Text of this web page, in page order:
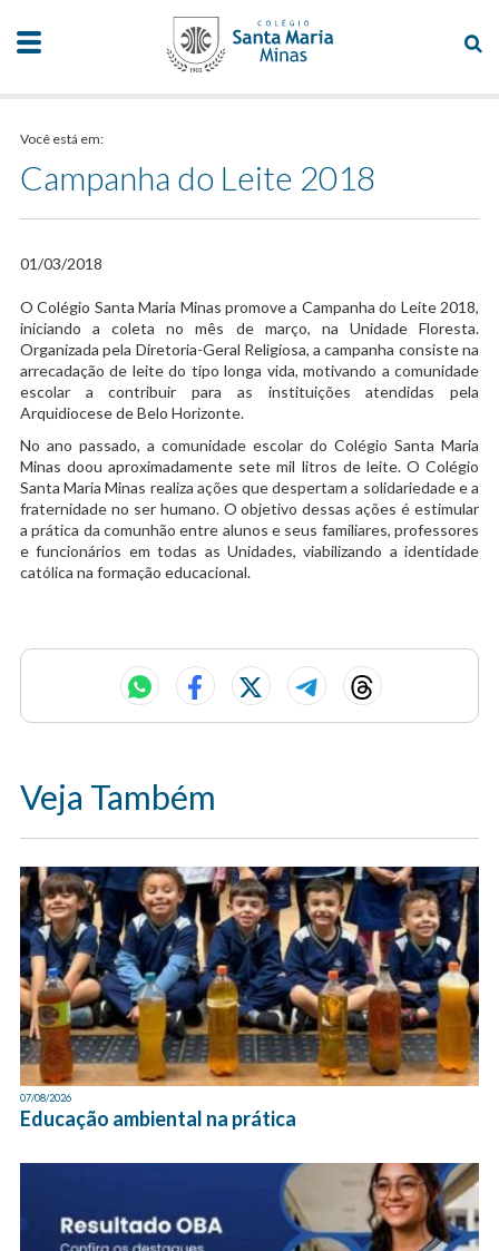
Você está em:
Campanha do Leite 2018
01/03/2018
​O Colégio Santa Maria Minas promove a Campanha do Leite 2018,
iniciando a coleta no mês de março, na Unidade Floresta.
Organizada pela Diretoria-Geral Religiosa, a campanha consiste na
arrecadação de leite do tipo longa vida, motivando a comunidade
escolar a contribuir para as instituições atendidas pela
Arquidiocese de Belo Horizonte.
No ano passado, a comunidade escolar do Colégio Santa Maria
Minas doou aproximadamente sete mil litros de leite. O Colégio
Santa Maria Minas realiza ações que despertam a solidariedade e a
fraternidade no ser humano. O objetivo dessas ações é estimular
a prática da comunhão entre alunos e seus familiares, professores
e funcionários em todas as Unidades, viabilizando a identidade
católica na formação educacional.
Veja Também
07/08/2026
Educação ambiental na prática